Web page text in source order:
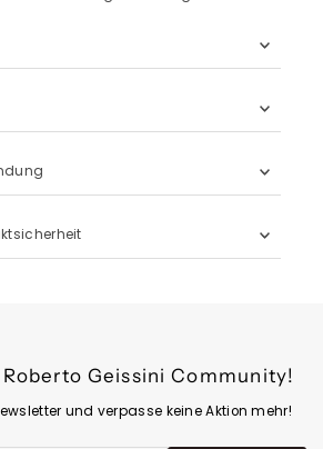
Geissini Community!
und verpasse keine Aktion mehr!